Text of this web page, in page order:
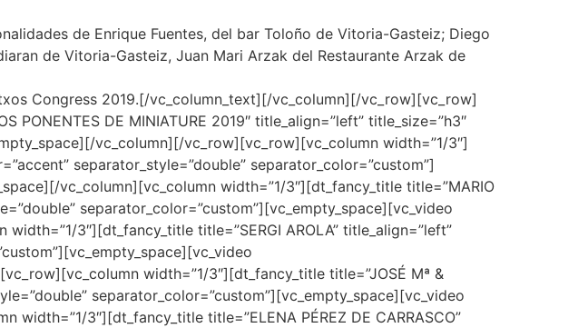
de Enrique Fuentes, del bar Toloño de Vitoria-Gasteiz; Diego
de Vitoria-Gasteiz, Juan Mari Arzak del Restaurante Arzak de
Congress 2019.[/vc_column_text][/vc_column][/vc_row][vc_row]
DE MINIATURE 2019″ title_align=”left” title_size=”h3″
vc_column][/vc_row][vc_row][vc_column width=”1/3″]
separator_style=”double” separator_color=”custom”]
vc_column][vc_column width=”1/3″][dt_fancy_title title=”MARIO
separator_color=”custom”][vc_empty_space][vc_video
3″][dt_fancy_title title=”SERGI AROLA” title_align=”left”
width=”1/3″][dt_fancy_title title=”JOSÉ Mª &
separator_color=”custom”][vc_empty_space][vc_video
3″][dt_fancy_title title=”ELENA PÉREZ DE CARRASCO”